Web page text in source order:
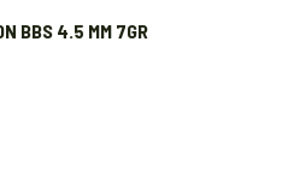
BBS 4.5 MM 7GR